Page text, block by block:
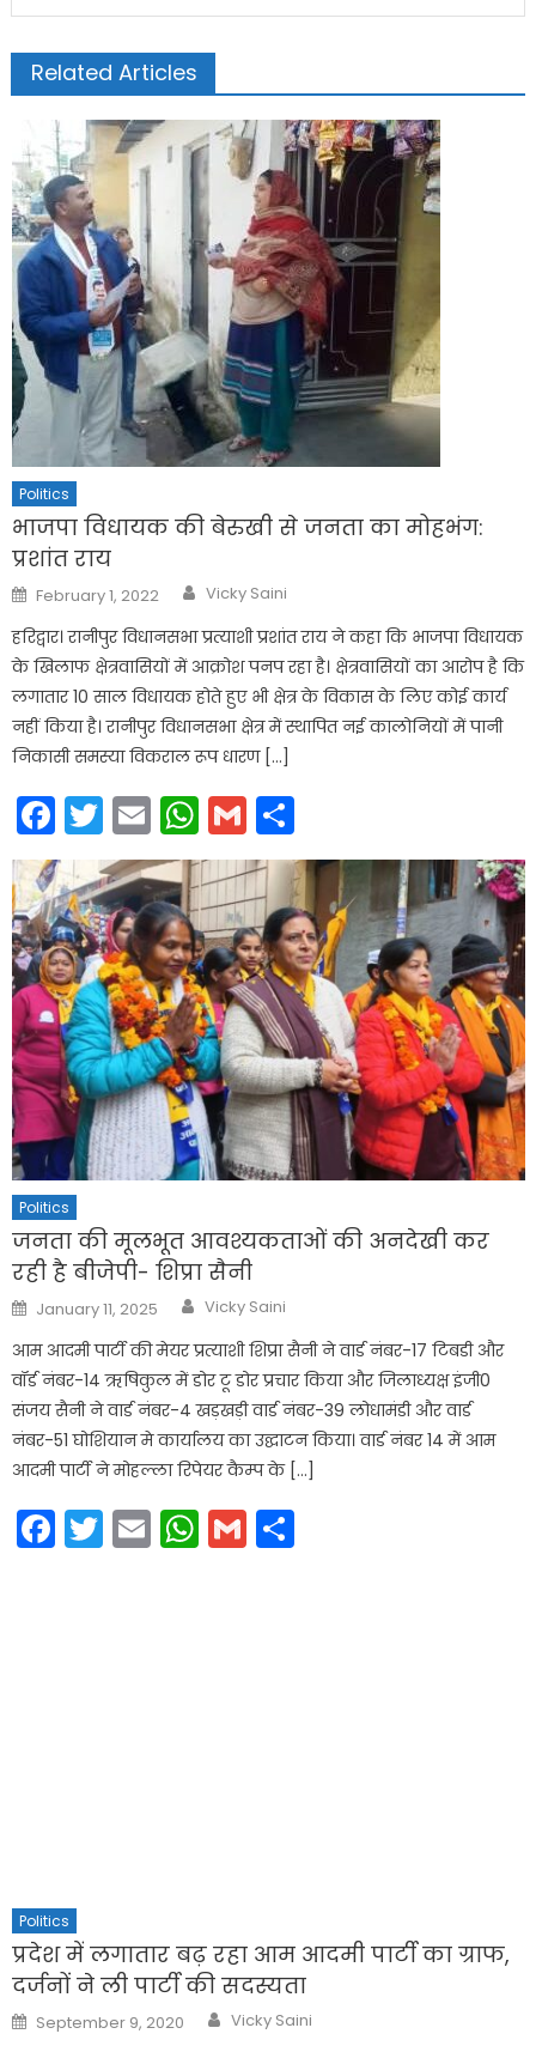
Related Articles
Politics
भाजपा विधायक की बेरुखी से जनता का मोहभंग:
प्रशांत राय
Posted
on
February 1, 2022 Author
Vicky Saini
हरिद्वार। रानीपुर विधानसभा प्रत्याशी प्रशांत राय ने कहा कि भाजपा विधायक
के खिलाफ क्षेत्रवासियों में आक्रोश पनप रहा है। क्षेत्रवासियों का आरोप है कि
लगातार 10 साल विधायक होते हुए भी क्षेत्र के विकास के लिए कोई कार्य
नहीं किया है। रानीपुर विधानसभा क्षेत्र में स्थापित नई कालोनियों में पानी
निकासी समस्या विकराल रूप धारण […]
Facebook
Twitter
EmailWhatsApp
Gmail
Politics
जनता की मूलभूत आवश्यकताओं की अनदेखी कर
रही है बीजेपी- शिप्रा सैनी
Posted
on
January 11, 2025 Author
Vicky Saini
आम आदमी पार्टी की मेयर प्रत्याशी शिप्रा सैनी ने वार्ड नंबर-17 टिबडी और
वॉर्ड नंबर-14 ऋषिकुल में डोर टू डोर प्रचार किया और जिलाध्यक्ष इंजी0
संजय सैनी ने वार्ड नंबर-4 खड़खड़ी वार्ड नंबर-39 लोधामंडी और वार्ड
नंबर-51 घोशियान मे कार्यालय का उद्घाटन किया। वार्ड नंबर 14 में आम
आदमी पार्टी ने मोहल्ला रिपेयर कैम्प के […]
Facebook
Twitter
EmailWhatsApp
Gmail
Politics
प्रदेश में लगातार बढ़ रहा आम आदमी पार्टी का ग्राफ,
दर्जनों ने ली पार्टी की सदस्यता
Posted
on
September 9, 2020 Author
Vicky Saini